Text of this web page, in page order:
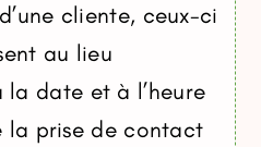
cliente, ceux-ci
au lieu
la date et à l’heure
la prise de contact